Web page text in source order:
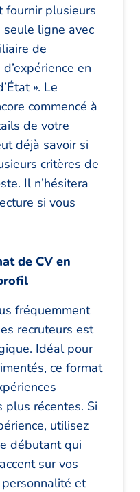
fournir plusieurs
ligne avec
de
en
». Le
commencé à
de votre
déjà savoir si
critères de
Il n’hésitera
si vous
de CV en
fréquemment
recruteurs est
Idéal pour
ce format
récentes. Si
utilisez
débutant qui
sur vos
et